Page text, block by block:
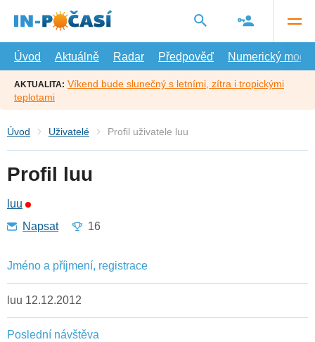
hlavní
Úvod
Aktuálně Radar Předpověď Numerický model
AKTUALITA: Víkend bude slunečný s letními, zítra i tropickými
teplotami
Úvod Uživatelé Profil uživatele luu
Profil luu
luu
Napsat
16
Jméno a příjmení, registrace
luu 12.12.2012
Poslední návštěva